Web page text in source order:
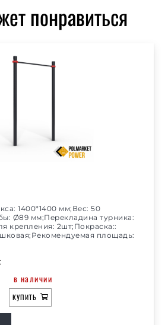
понравиться
1400*1400 мм;Вес: 50
Ø89 мм;Перекладина турника:
крепления: 2шт;Покраска::
площадь:
в наличии
КУПИТЬ